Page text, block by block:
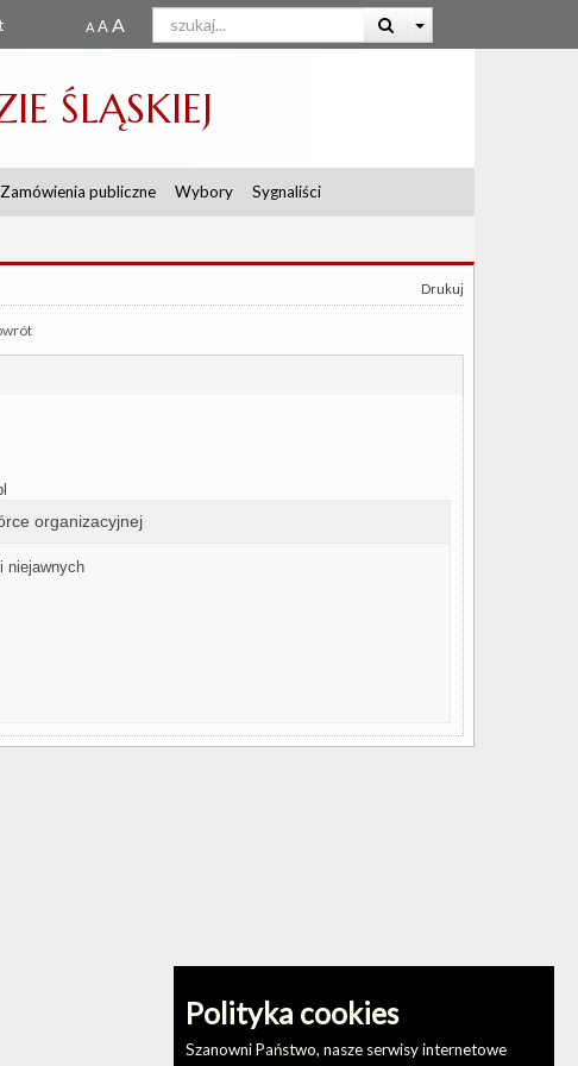
Polityka cookies
Szanowni Państwo, nasze serwisy internetowe
ŚLĄSKIEJ
Zamówienia publiczne Wybory Sygnaliści
Drukuj
organizacyjnej
niejawnych